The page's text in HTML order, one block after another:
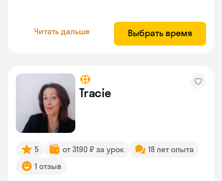
Читать дальше Выбрать время
Tracie
5 от 3190 ₽ за урок
18 лет опыта
1 отзыв